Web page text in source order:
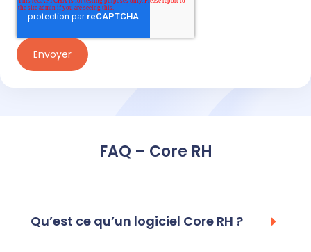
FAQ – Core RH
Qu’est ce qu’un logiciel Core RH ?